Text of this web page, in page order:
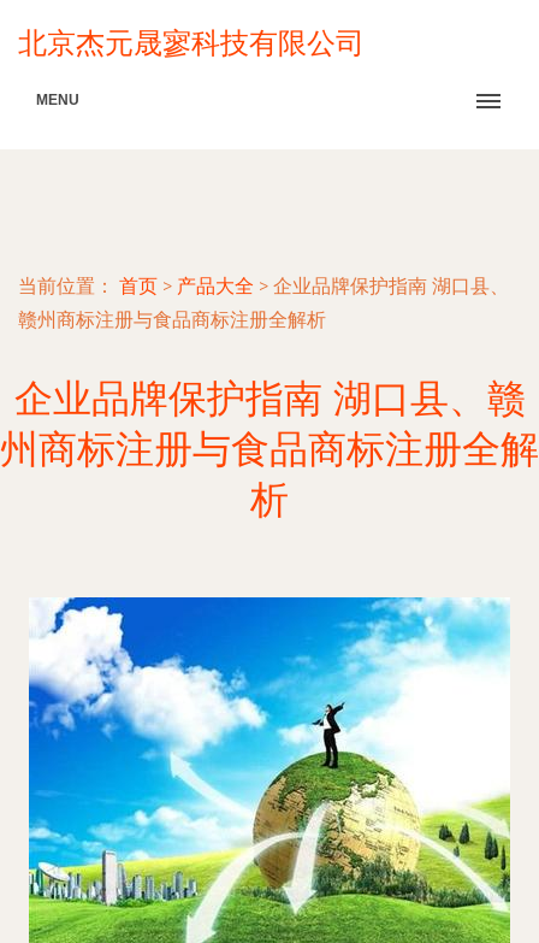
北京杰元晟寥科技有限公司
MENU
当前位置： 首页 > 产品大全 > 企业品牌保护指南 湖口县、
赣州商标注册与食品商标注册全解析
企业品牌保护指南 湖口县、赣
州商标注册与食品商标注册全解
析